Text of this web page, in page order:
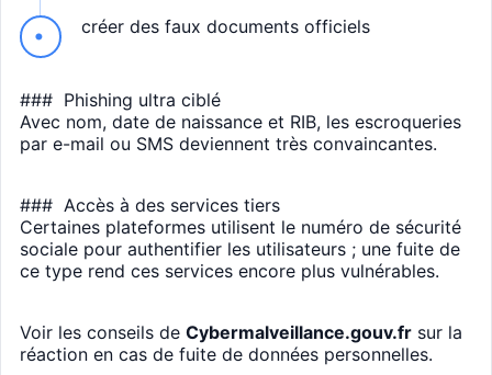
créer des faux documents officiels
### Phishing ultra ciblé
Avec nom, date de naissance et RIB, les escroqueries
par e-mail ou SMS deviennent très convaincantes.
### Accès à des services tiers
Certaines plateformes utilisent le numéro de sécurité
sociale pour authentifier les utilisateurs ; une fuite de
ce type rend ces services encore plus vulnérables.
Voir les conseils deCybermalveillance.gouv.fr sur la
réaction en cas de fuite de données personnelles.